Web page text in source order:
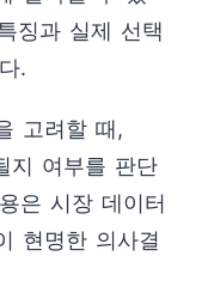
징과 실제 선택
.
고려할 때,
지 여부를 판단
은 시장 데이터
현명한 의사결